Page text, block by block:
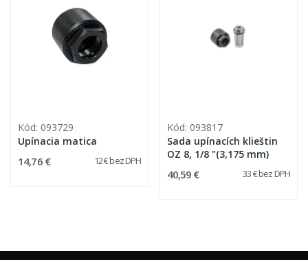
Kód: 093729
Upínacia matica
14,76 € 12 € bez DPH
Kód: 093817
Sada upínacích klieštin
OZ 8, 1/8 "(3,175 mm)
40,59 € 33 € bez DPH